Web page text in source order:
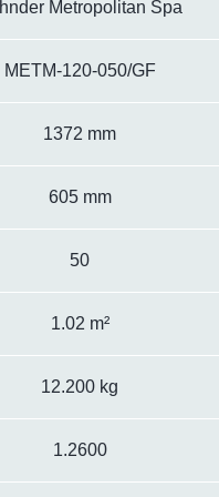
Metropolitan Spa
METM-120-050/GF
1372 mm
605 mm
50
1.02 m²
12.200 kg
1.2600